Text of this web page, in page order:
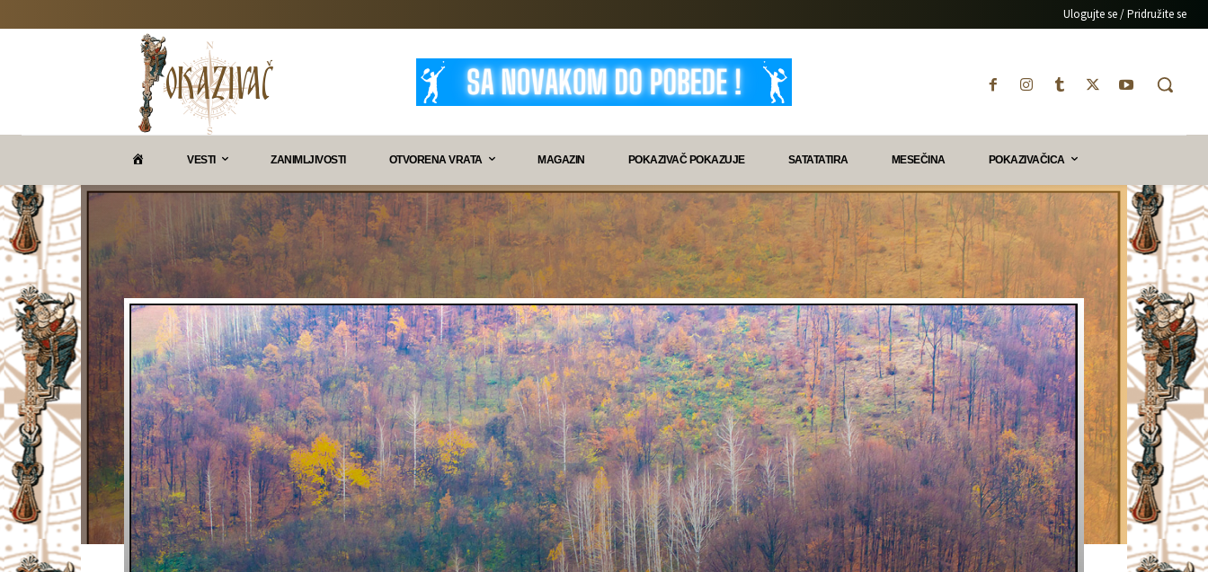
Ulogujte se / Pridružite se
A
Z
I
V
A
Č
VESTI ZANIMLJIVOSTI OTVORENA VRATA MAGAZIN POKAZIVAČ POKAZUJE SATATATIRA MESEČINA POKAZIVAČICA